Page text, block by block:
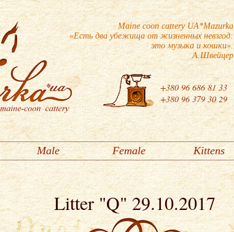
Maine coon cattery UA*Mazurka
«Есть два убежища от жизненных невзгод:
это музыка и кошки».
А.Швейцер
+380 96 686 81 33
+380 96 379 30 29
Male Female Kittens
Litter "Q" 29.10.2017